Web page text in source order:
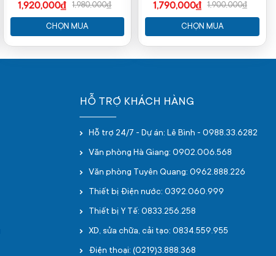
1,920,000₫ 1,980,000₫
CHỌN MUA
1,790,000₫ 1,900,000₫
CHỌN MUA
HỖ TRỢ KHÁCH HÀNG
Hỗ trợ 24/7 - Dự án: Lê Bình - 0988.33.6282
Văn phòng Hà Giang: 0902.006.568
Văn phòng Tuyên Quang: 0962.888.226
Thiết bị Điện nước: 0392.060.999
Thiết bị Y Tế: 0833.256.258
XD, sửa chữa, cải tạo: 0834.559.955
Điện thoại: (0219)3.888.368